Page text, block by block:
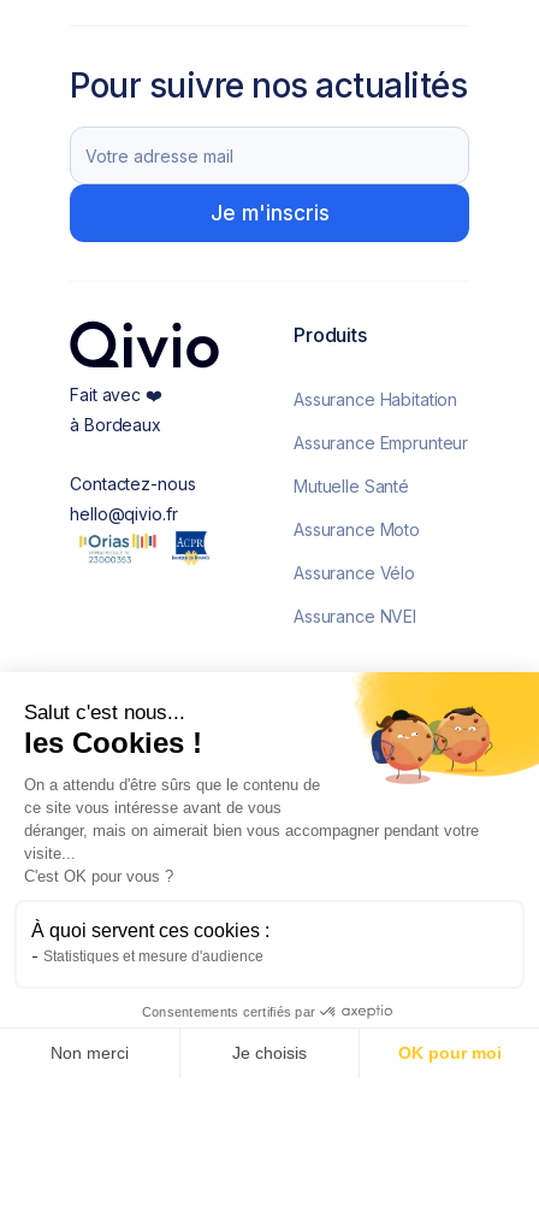
Pour suivre nos actualités
Fait avec ❤️
à Bordeaux
Contactez-nous
hello@qivio.fr
Produits
Assurance Habitation
Assurance Emprunteur
Mutuelle Santé
Assurance Moto
Assurance Vélo
Assurance NVEI
Ressources
Blog
Plus sur Qivio
Nous contacter
Légal
Salut c'est nous...
les Cookies !
On a attendu d'être sûrs que le contenu de
ce site vous intéresse avant de vous
déranger, mais on aimerait bien vous accompagner pendant votre
visite...
C'est OK pour vous ?
À quoi servent ces cookies :
Statistiques et mesure d'audience
Consentements certifiés par
Non merci Je choisis OK pour moi